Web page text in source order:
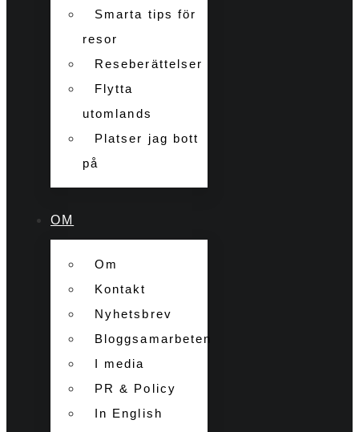
Smarta tips för
resor
Reseberättelser
Flytta
utomlands
Platser jag bott
på
OM
Om
Kontakt
Nyhetsbrev
Bloggsamarbeten
I media
PR & Policy
In English